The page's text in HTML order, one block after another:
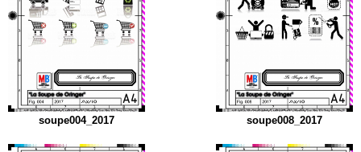
soupe004_2017 soupe008_2017